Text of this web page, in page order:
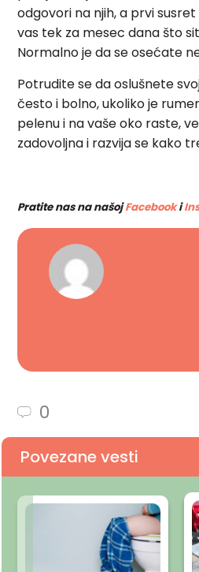
odgovori na njih, a prvi
vas tek za mesec dana što
Normalno je da se osećate
Potrudite se da oslušnete
često i bolno, ukoliko je
pelenu i na vaše oko raste,
zadovoljna i razvija se kako
Pratite nas na našojFacebooki
0
Povezane vesti